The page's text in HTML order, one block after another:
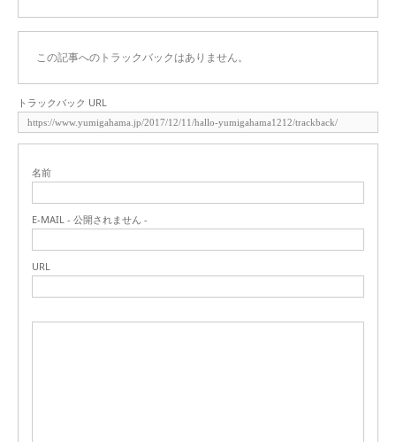
この記事へのトラックバックはありません。
トラックバック URL
名前
E-MAIL - 公開されません -
URL